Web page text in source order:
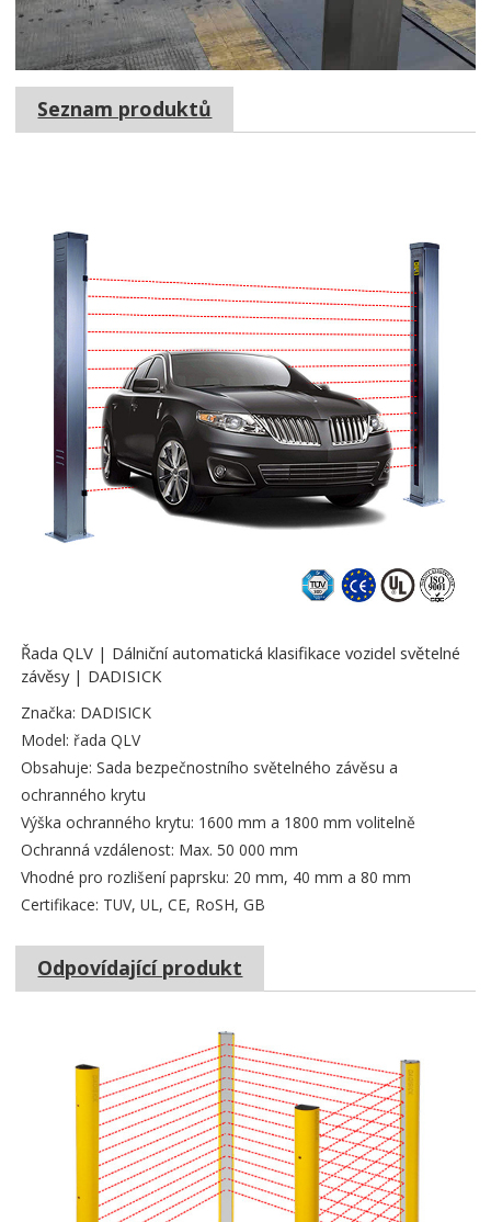
Seznam produktů
Řada QLV | Dálniční automatická klasifikace vozidel světelné
závěsy | DADISICK
Značka: DADISICK
Model: řada QLV
Obsahuje: Sada bezpečnostního světelného závěsu a
ochranného krytu
Výška ochranného krytu: 1600 mm a 1800 mm volitelně
Ochranná vzdálenost: Max. 50 000 mm
Vhodné pro rozlišení paprsku: 20 mm, 40 mm a 80 mm
Certifikace: TUV, UL, CE, RoSH, GB
Odpovídající produkt